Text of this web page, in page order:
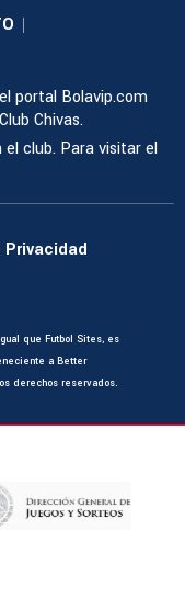
|
portal Bolavip.com
Chivas.
club. Para visitar el
que Futbol Sites, es
a Better
derechos reservados.